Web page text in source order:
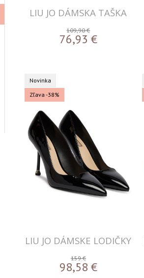
LIU JO DÁMSKA TAŠKA
109,90 €
76,93 €
Novinka
Zľava -38%
LIU JO DÁMSKE LODIČKY
159 €
98,58 €